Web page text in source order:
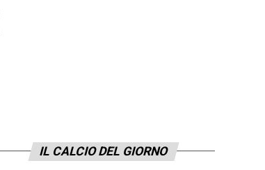
IL CALCIO DEL GIORNO